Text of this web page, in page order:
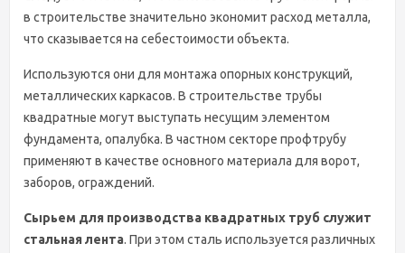
в строительстве значительно экономит расход металла,
что сказывается на себестоимости объекта.
Используются они для монтажа опорных конструкций,
металлических каркасов. В строительстве трубы
квадратные могут выступать несущим элементом
фундамента, опалубка. В частном секторе профтрубу
применяют в качестве основного материала для ворот,
заборов, ограждений.
Сырьем для производства квадратных труб служит
стальная лента. При этом сталь используется различных